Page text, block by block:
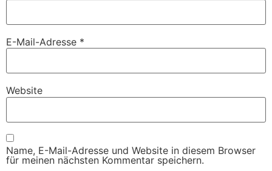
E-Mail-Adresse *
Website
Name, E-Mail-Adresse und Website in diesem Browser
für meinen nächsten Kommentar speichern.